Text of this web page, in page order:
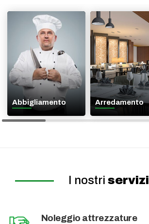
Abbigliamento Arredamento
I nostri servizi
Noleggio attrezzature